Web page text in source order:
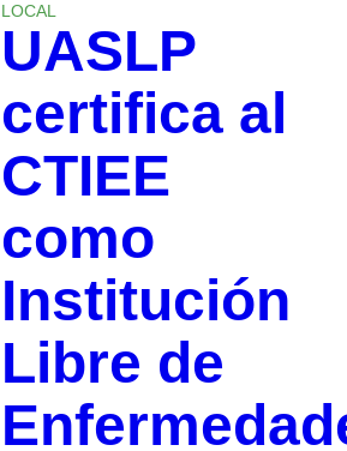
LOCAL
UASLP
certifica al
CTIEE
como
Institución
Libre de